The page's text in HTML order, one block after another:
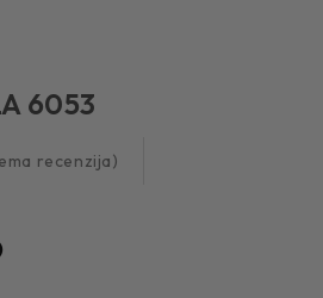
6053
recenzija)